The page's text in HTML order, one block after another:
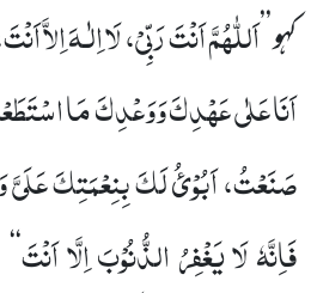
کہو’’اَللّٰہُمَّاَنْتَرَبِّیْ،لَااِلٰـہَاِلاَّ
اَنَاعَلٰیعَہْدِکَ وَوَعْدِکَ مَا
صَنَعْتُ، اَبُوْئُ لَکَ بِنِعْمَتِکَ عَلَیَّ
فَاِنَّہٗ لَا یَغْفِرُ الذُّنُوْبَ اِلَّا اَنْتَ‘‘